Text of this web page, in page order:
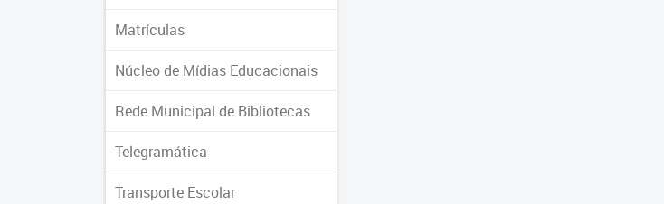
Matrículas
Núcleo de Mídias Educacionais
Rede Municipal de Bibliotecas
Telegramática
Transporte Escolar